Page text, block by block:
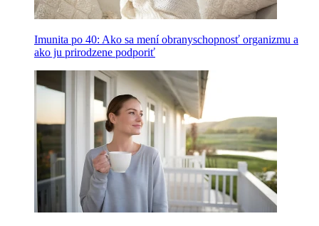
Imunita po 40: Ako sa mení obranyschopnosť organizmu a
ako ju prirodzene podporiť